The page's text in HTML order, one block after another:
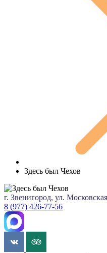
Здесь был Чехов
г. Звенигород, ул.
8 (977) 426-77-56